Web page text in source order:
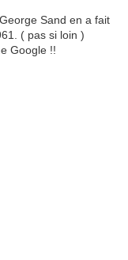
Sand en a fait
( pas si loin )
Google !!